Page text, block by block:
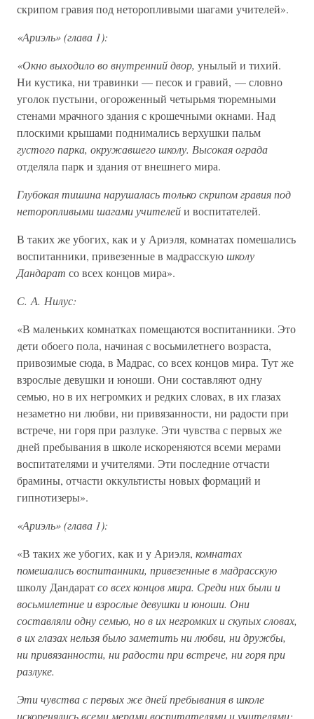
скрипом гравия под неторопливыми шагами учителей».
«Ариэль» (глава 1):
«Окно выходило во внутренний двор, унылый и тихий.
Ни кустика, ни травинки — песок и гравий, — словно
уголок пустыни, огороженный четырьмя тюремными
стенами мрачного здания с крошечными окнами. Над
плоскими крышами поднимались верхушки пальм
густого парка, окружавшего школу. Высокая ограда
отделяла парк и здания от внешнего мира.
Глубокая тишина нарушалась только скрипом гравия под
неторопливыми шагами учителейи воспитателей.
В таких же убогих, как и у Ариэля, комнатах помешались
воспитанники, привезенные в мадрасскуюшколу
Дандарат со всех концов мира».
С. А. Нилус:
«В маленьких комнатках помещаются воспитанники. Это
дети обоего пола, начиная с восьмилетнего возраста,
привозимые сюда, в Мадрас, со всех концов мира. Тут же
взрослые девушки и юноши. Они составляют одну
семью, но в их негромких и редких словах, в их глазах
незаметно ни любви, ни привязанности, ни радости при
встрече, ни горя при разлуке. Эти чувства с первых же
дней пребывания в школе искореняются всеми мерами
воспитателями и учителями. Эти последние отчасти
брамины, отчасти оккультисты новых формаций и
гипнотизеры».
«Ариэль» (глава 1):
«В таких же убогих, как и у Ариэля, комнатах
помешались воспитанники, привезенные в мадрасскую
школу Дандаратсо всех концов мира. Среди них были и
восьмилетние и взрослые девушки и юноши. Они
составляли одну семью, но в их негромких и скупых словах,
в их глазах нельзя было заметить ни любви, ни дружбы,
ни привязанности, ни радости при встрече, ни горя при
разлуке.
Эти чувства с первых же дней пребывания в школе
искоренялись всеми мерами воспитателями и учителями: